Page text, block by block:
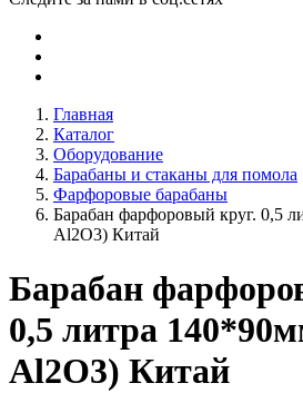
Главная
Каталог
Оборудование
Барабаны и стаканы для помола
Фарфоровые барабаны
Барабан фарфоровый круг. 0,5
Al2O3) Китай
Барабан
0,5 литра
Al2O3) Китай